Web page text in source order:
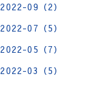
2022-09（2）
2022-07（5）
2022-05（7）
2022-03（5）